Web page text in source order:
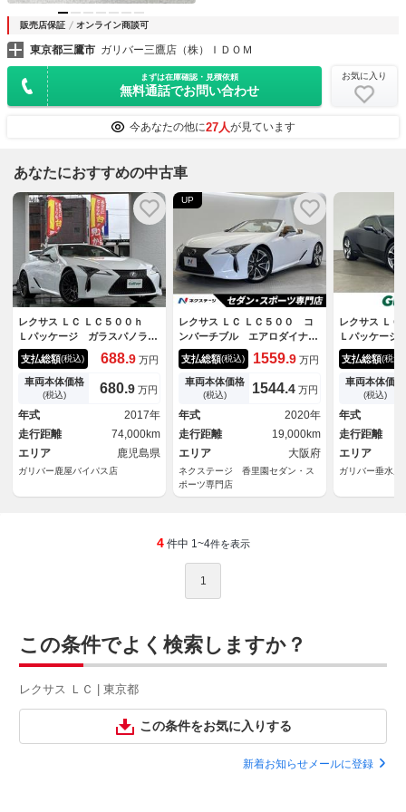
販売店保証 オンライン商談可
東京都三鷹市 ガリバー三鷹店（株）ＩＤＯＭ
まずは在庫確認・見積依頼
無料通話でお問い合わせ
お気に入り
今あなたの他に27人が見ています
あなたにおすすめの中古車
レクサス ＬＣ ＬＣ５００ｈ
Ｌパッケージ ガラスパノラマ
ルーフ／ＴＲＤ２１インチ鍛造
アルミホイール／純正ナビ（１
０．３インチワイドディスプレ
イ）バックカメラ／セーフティ
システムプラス／パドルシフト
／革巻きステアリング／ＬＥＤ
オートヘッドライト
支払総額(税込) 688.9 万円
車両本体価格
(税込) 680.9 万円
年式
2017年
走行距離
74,000km
エリア
鹿児島県
ガリバー鹿屋バイパス店
UP
レクサス ＬＣ ＬＣ５００ コ
ンバーチブル エアロダイナミ
クスカウリング マークレビン
ソンサウンド 純正ＯＰ２１イ
ンチ５本Ｖ字スポークポリッシ
ュ仕上げ 純正ＳＤナビ バッ
クカメラ プリクラッシュセー
フティ ブラインドスポットモ
ニター
支払総額(税込) 1559.9 万円
車両本体価格
(税込) 1544.4 万円
年式
2020年
走行距離
19,000km
エリア
大阪府
ネクステージ 香里園セダン・ス
ポーツ専門店
レクサス Ｌ
Ｌパッケー
ナビ パノラ
レビンソン
クサスセー
ーダークル
クカメラ レ
ＬＥＤ パワ
シートヒータ
支払総額(税込)
車両本体価格
(税込)
年式
走行距離
エリア
ガリバー垂水店
4 件中 1~4件を表示
1
この条件でよく検索しますか？
レクサス ＬＣ | 東京都
この条件をお気に入りする
新着お知らせメールに登録